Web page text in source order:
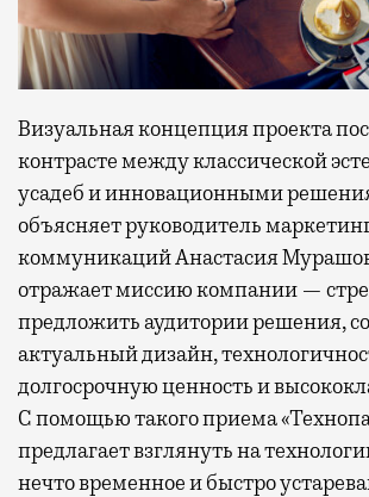
Визуальная концепция проекта
контрасте между классической
усадеб и инновационными
объясняет руководитель
коммуникаций Анастасия
отражает миссию компании —
предложить аудитории решения,
актуальный дизайн,
долгосрочную ценность и
С помощью такого приема
предлагает взглянуть на
нечто временное и быстро